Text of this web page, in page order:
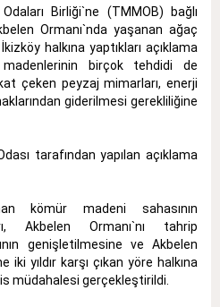
Birliği`ne (TMMOB) bağlı
Ormanı`nda yaşanan ağaç
halkına yaptıkları açıklama
birçok tehdidi de
çeken peyzaj mimarları, enerji
giderilmesi gerekliliğine
tarafından yapılan açıklama
kömür madeni sahasının
Akbelen Ormanı`nı tahrip
genişletilmesine ve Akbelen
iki yıldır karşı çıkan yöre halkına
müdahalesi gerçekleştirildi.